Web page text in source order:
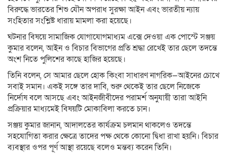
বিরুদ্ধে ভারতের শিশু যৌন অপরাধ সুরক্ষা আইন এবং ভারতীয় ন্যায়
সংহিতার সংশ্লিষ্ট ধারায় মামলা করা হয়েছে।
ঘটনার বিষয়ে সামাজিক যোগাযোগমাধ্যম এক্সে দেওয়া এক পোস্টে সঞ্জয়
কুমার বলেন, আইন ও বিচার বিভাগের প্রতি শ্রদ্ধা রেখেই তার ছেলে তদন্তে
অংশ নিতে পুলিশের কাছে হাজির হয়েছে।
তিনি বলেন, সে আমার ছেলে হোক কিংবা সাধারণ নাগরিক—আইনের চোখে
সবাই সমান। একই সঙ্গে তার দাবি, শুরু থেকেই তার ছেলে নিজেকে
নির্দোষ বলে আসছে এবং আইনজীবীদের পরামর্শ অনুযায়ী তারা আইনি
প্রক্রিয়ার মাধ্যমেই বিষয়টি মোকাবিলা করতে চান।
সঞ্জয় কুমার জানান, আদালতের কার্যক্রম চলমান থাকলেও তদন্তে
সহযোগিতা করার ক্ষেত্রে তাদের পক্ষ থেকে কোনো দ্বিধা রাখা হয়নি। বিচার
ব্যবস্থার ওপর পূর্ণ আস্থা রয়েছে বলেও মন্তব্য করেন তিনি।